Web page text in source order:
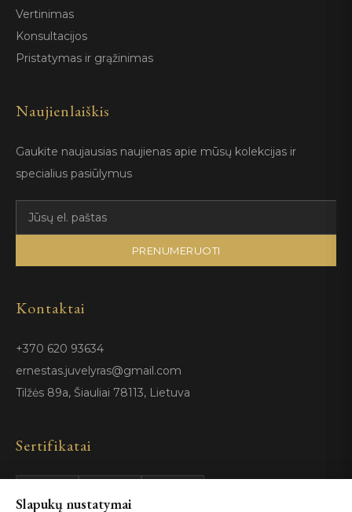
Vertinimas
Konsultacijos
Pristatymas ir grąžinimas
Naujienlaiškis
Gaukite naujausias naujienas apie mūsų kolekcijas ir
specialius pasiūlymus
PRENUMERUOTI
Kontaktai
+370 620 93634
ernestas.juvelyras@gmail.com
Tilžės 89a, Šiauliai 78113, Lietuva
Sertifikatai
GIA
ISO 9001
Slapukų nustatymai